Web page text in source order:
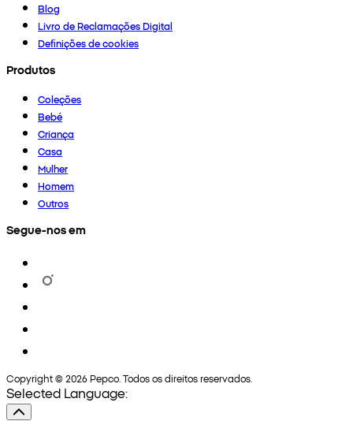
Blog
Livro de Reclamações Digital
Definições de cookies
Produtos
Coleções
Bebé
Criança
Casa
Mulher
Homem
Outros
Segue-nos em
Copyright © 2026 Pepco. Todos os direitos reservados.
Selected Language: